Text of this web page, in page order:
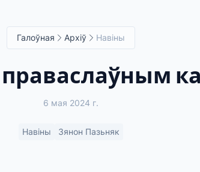
Галоўная Архіў Навіны
праваслаўным
6 мая 2024 г.
Навіны Зянон Пазьняк